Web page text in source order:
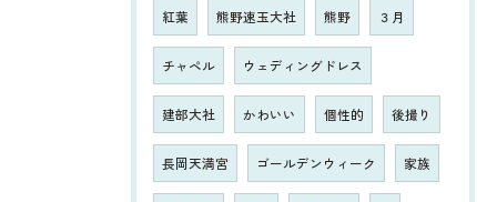
紅葉 熊野速玉大社 熊野 ３月
チャペル ウェディングドレス
建部大社 かわいい 個性的 後撮り
長岡天満宮 ゴールデンウィーク 家族